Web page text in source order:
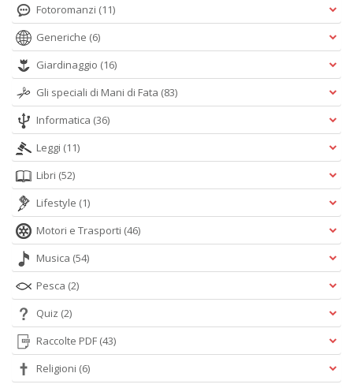
Fotoromanzi (11)
Generiche (6)
Giardinaggio (16)
Gli speciali di Mani di Fata (83)
Informatica (36)
Leggi (11)
Libri (52)
Lifestyle (1)
Motori e Trasporti (46)
Musica (54)
Pesca (2)
Quiz (2)
Raccolte PDF (43)
Religioni (6)